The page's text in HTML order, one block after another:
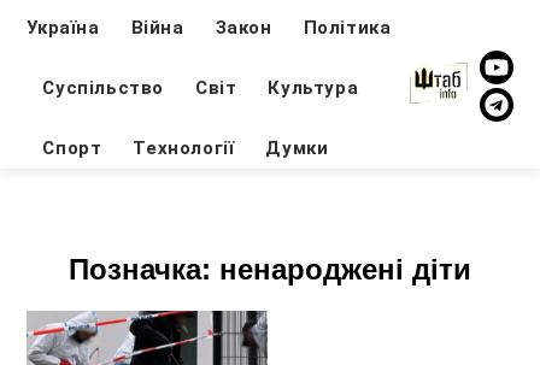
Україна Війна Закон Політика
Суспільство Світ Культура
Спорт Технології Думки
Позначка: ненароджені діти